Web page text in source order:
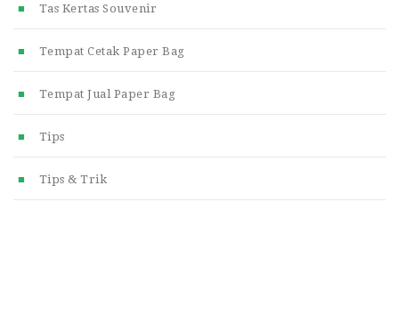
Tas Kertas Souvenir
Tempat Cetak Paper Bag
Tempat Jual Paper Bag
Tips
Tips & Trik